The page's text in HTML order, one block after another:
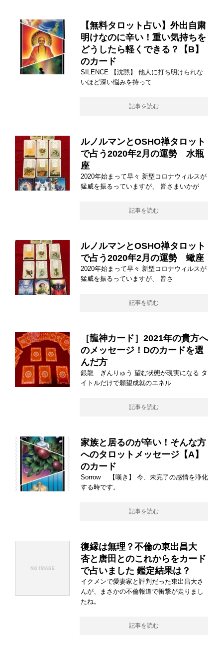
【無料タロット占い】外出自粛
明けなのに辛い！重い気持ちを
どうしたら軽くできる？【B】
のカード
SILENCE 【沈黙】 他人に打ち明けられな
いほど深い悩みを持って
記事を読む
ルノルマンとOSHO禅タロット
で占う2020年2月の運勢 水瓶
座
2020年始まって早々 新型コロナウィルスが
猛威を振るっていますが、 皆さまいかが
記事を読む
ルノルマンとOSHO禅タロット
で占う2020年2月の運勢 蠍座
2020年始まって早々 新型コロナウィルスが
猛威を振るっていますが、 皆さ
記事を読む
［龍神カード］2021年の貴方へ
のメッセージ！Dのカードを選
んだ方
銀龍 ぎんりゅう 望む状態が現実になる タ
イトルだけで願望成就のエネル
記事を読む
家族と居るのが辛い！そんな方
へのタロットメッセージ【A】
のカード
Sorrow 【嘆き】 今、未完了の感情を浄化
する時です。
記事を読む
復縁は無理？不倫の東出昌大
杏と唐田とのこれからをカード
で占いました 鑑定結果は？
イクメンで愛妻家と評判だった東出昌大さ
んが、まさかの不倫報道で衝撃が走りまし
たね。
記事を読む